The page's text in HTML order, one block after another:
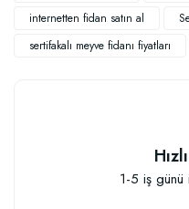
Elastik Meyve Fidanı Bağlama
internetten fidan satın al
sertifakalı meyve fidanı fiyatları
1-5 iş günü